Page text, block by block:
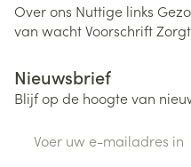
Over ons Nuttige links
van wachtVoorschrift
Nieuwsbrief
Blijf op de hoogte van